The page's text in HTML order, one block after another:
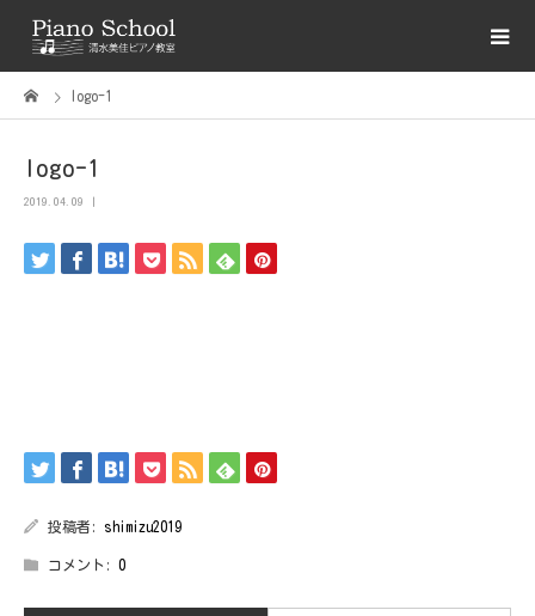
logo-1
logo-1
2019.04.09
投稿者: shimizu2019
コメント: 0